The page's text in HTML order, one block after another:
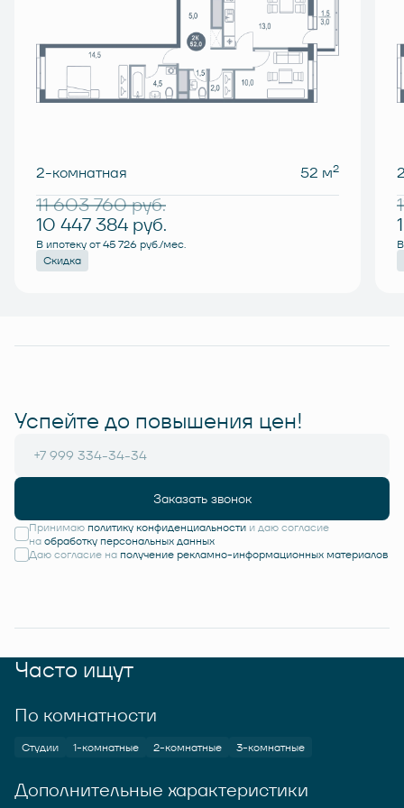
2-комнатная 52 м2
11 603 760руб.
10 447 384 руб.
В ипотеку от 45 726 руб./мес.
Скидка
Успейте до повышения цен!
Заказать звонок
Принимаю политику конфиденциальностии даю согласие
на обработку персональных данных
Даю согласие на получение рекламно-информационных материалов
Часто ищут
По комнатности
Студии 1-комнатные 2-комнатные 3-комнатные
Дополнительные характеристики